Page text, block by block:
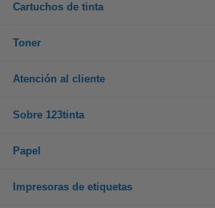
Cartuchos de tinta
Toner
Atención al cliente
Sobre 123tinta
Papel
Impresoras de etiquetas